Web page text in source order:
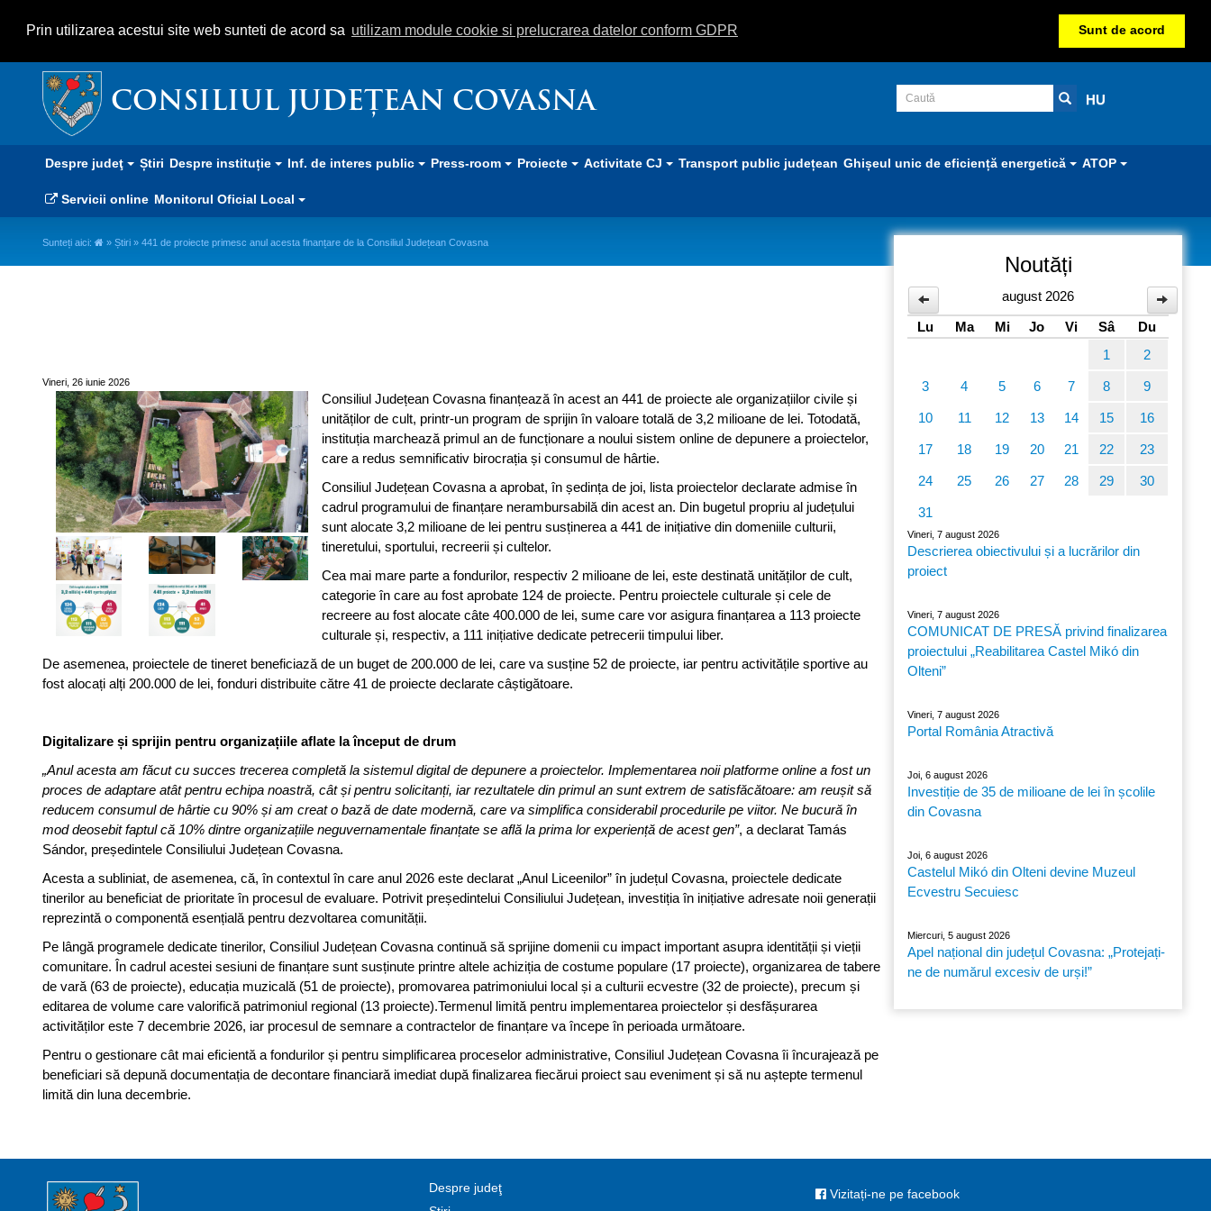
Prin utilizarea acestui site web sunteti de acord sa utilizam module cookie si prelucrarea datelor conform GDPR Sunt de acord
CONSILIUL JUDEȚEAN COVASNA HU
Despre judeţ Știri Despre instituție Inf. de interes public Press-room Proiecte Activitate CJ Transport public județean Ghișeul unic de eficiență energetică ATOP
Servicii online Monitorul Oficial Local
Sunteți aici: » Știri » 441 de proiecte primesc anul acesta finanțare de la Consiliul Județean Covasna
Vineri, 26 iunie 2026
Consiliul Județean Covasna finanțează în acest an 441 de proiecte ale organizațiilor civile și
unităților de cult, printr-un program de sprijin în valoare totală de 3,2 milioane de lei. Totodată,
instituția marchează primul an de funcționare a noului sistem online de depunere a proiectelor,
care a redus semnificativ birocrația și consumul de hârtie.
Consiliul Județean Covasna a aprobat, în ședința de joi, lista proiectelor declarate admise în
cadrul programului de finanțare nerambursabilă din acest an. Din bugetul propriu al județului
sunt alocate 3,2 milioane de lei pentru susținerea a 441 de inițiative din domeniile culturii,
tineretului, sportului, recreerii și cultelor.
Cea mai mare parte a fondurilor, respectiv 2 milioane de lei, este destinată unităților de cult,
categorie în care au fost aprobate 124 de proiecte. Pentru proiectele culturale și cele de
recreere au fost alocate câte 400.000 de lei, sume care vor asigura finanțarea a 113 proiecte
culturale și, respectiv, a 111 inițiative dedicate petrecerii timpului liber.
De asemenea, proiectele de tineret beneficiază de un buget de 200.000 de lei, care va susține 52 de proiecte, iar pentru activitățile sportive au
fost alocați alți 200.000 de lei, fonduri distribuite către 41 de proiecte declarate câștigătoare.
Digitalizare și sprijin pentru organizațiile aflate la început de drum
„Anul acesta am făcut cu succes trecerea completă la sistemul digital de depunere a proiectelor. Implementarea noii platforme online a fost un
proces de adaptare atât pentru echipa noastră, cât și pentru solicitanți, iar rezultatele din primul an sunt extrem de satisfăcătoare: am reușit să
reducem consumul de hârtie cu 90% și am creat o bază de date modernă, care va simplifica considerabil procedurile pe viitor. Ne bucură în
mod deosebit faptul că 10% dintre organizațiile neguvernamentale finanțate se află la prima lor experiență de acest gen”, a declarat Tamás
Sándor, președintele Consiliului Județean Covasna.
Acesta a subliniat, de asemenea, că, în contextul în care anul 2026 este declarat „Anul Liceenilor” în județul Covasna, proiectele dedicate
tinerilor au beneficiat de prioritate în procesul de evaluare. Potrivit președintelui Consiliului Județean, investiția în inițiative adresate noii generații
reprezintă o componentă esențială pentru dezvoltarea comunității.
Pe lângă programele dedicate tinerilor, Consiliul Județean Covasna continuă să sprijine domenii cu impact important asupra identității și vieții
comunitare. În cadrul acestei sesiuni de finanțare sunt susținute printre altele achiziția de costume populare (17 proiecte), organizarea de tabere
de vară (63 de proiecte), educația muzicală (51 de proiecte), promovarea patrimoniului local și a culturii ecvestre (32 de proiecte), precum și
editarea de volume care valorifică patrimoniul regional (13 proiecte).Termenul limită pentru implementarea proiectelor și desfășurarea
activităților este 7 decembrie 2026, iar procesul de semnare a contractelor de finanțare va începe în perioada următoare.
Pentru o gestionare cât mai eficientă a fondurilor și pentru simplificarea proceselor administrative, Consiliul Județean Covasna îi încurajează pe
beneficiari să depună documentația de decontare financiară imediat după finalizarea fiecărui proiect sau eveniment și să nu aștepte termenul
limită din luna decembrie.
Noutăți
august 2026
Lu
Ma Mi Jo Vi Sâ
Du
1
2
3 4 5 6 7 8 9
10 11 12 13 14 15 16
17 18 19 20 21 22 23
24 25 26 27 28 29 30
31
Vineri, 7 august 2026
Descrierea obiectivului și a lucrărilor din
proiect
Vineri, 7 august 2026
COMUNICAT DE PRESĂ privind finalizarea
proiectului „Reabilitarea Castel Mikó din
Olteni”
Vineri, 7 august 2026
Portal România Atractivă
Joi, 6 august 2026
Investiție de 35 de milioane de lei în școlile
din Covasna
Joi, 6 august 2026
Castelul Mikó din Olteni devine Muzeul
Ecvestru Secuiesc
Miercuri, 5 august 2026
Apel național din județul Covasna: „Protejați-
ne de numărul excesiv de urși!”
Despre judeţ
Vizitați-ne pe facebook